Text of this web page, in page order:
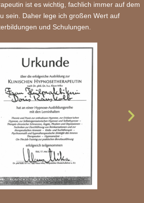
ist es wichtig, fachlich immer auf dem
sein. Daher lege ich großen Wert auf
und Schulungen.